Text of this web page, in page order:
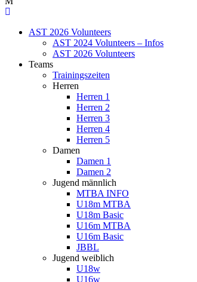
AST 2026 Volunteers
AST 2024 Volunteers – Infos
AST 2026 Volunteers
Teams
Trainingszeiten
Herren
Herren 1
Herren 2
Herren 3
Herren 4
Herren 5
Damen
Damen 1
Damen 2
Jugend männlich
MTBA INFO
U18m MTBA
U18m Basic
U16m MTBA
U16m Basic
JBBL
Jugend weiblich
U18w
U16w